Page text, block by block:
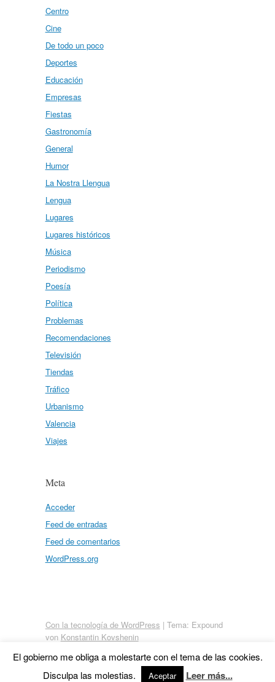
Centro
Cine
De todo un poco
Deportes
Educación
Empresas
Fiestas
Gastronomía
General
Humor
La Nostra Llengua
Lengua
Lugares
Lugares históricos
Música
Periodismo
Poesía
Política
Problemas
Recomendaciones
Televisión
Tiendas
Tráfico
Urbanismo
Valencia
Viajes
Meta
Acceder
Feed de entradas
Feed de comentarios
WordPress.org
Con la tecnología de WordPress | Tema: Expound
von Konstantin Kovshenin
El gobierno me obliga a molestarte con el tema de las cookies.
Disculpa las molestias.
Aceptar Leer más...